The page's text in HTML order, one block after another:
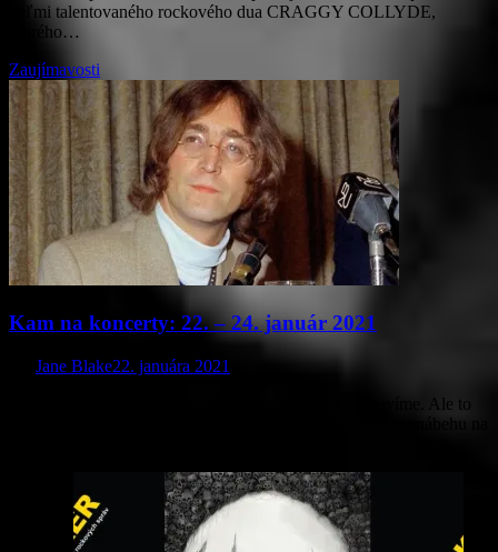
veľmi talentovaného rockového dua CRAGGY COLLYDE,
ktorého…
Zaujímavosti
Kam na koncerty: 22. – 24. január 2021
Jane Blake22. januára 2021
Tak to vyzerá, že lockdownu sa ešte nejaký čas nezbavíme. Ale to
už ani nie je žiadna novinka, však? Raz sa snáď dočkáme nábehu na